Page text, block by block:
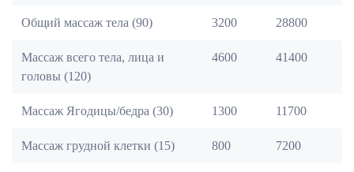
Общий массаж тела (90) 3200 28800
Массаж всего тела, лица и
головы (120)
4600 41400
Массаж Ягодицы/бедра (30) 1300 11700
Массаж грудной клетки (15) 800 7200